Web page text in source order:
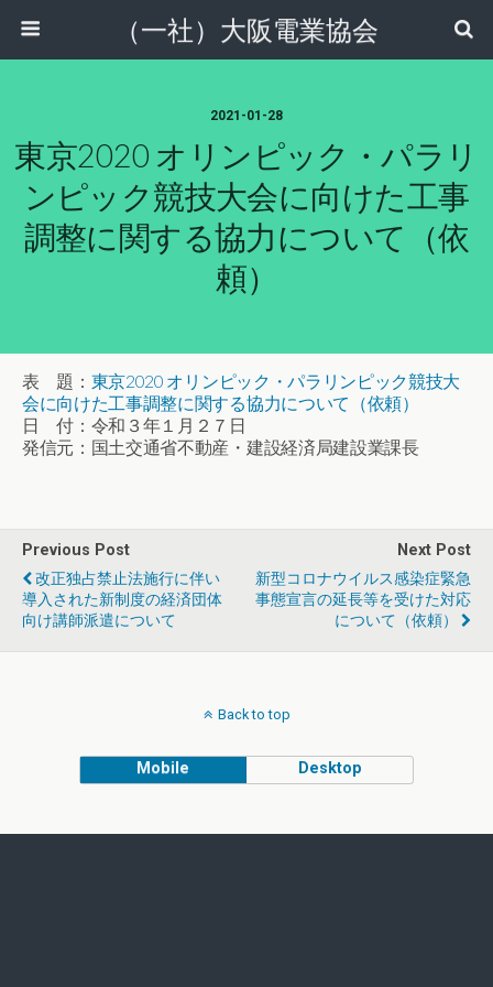
（一社）大阪電業協会
2021-01-28
東京2020 オリンピック・パラリ
ンピック競技大会に向けた工事
調整に関する協力について（依
頼）
表 題： 東京2020 オリンピック・パラリンピック競技大
会に向けた工事調整に関する協力について（依頼）
日 付：令和３年１月２７日
発信元：国土交通省不動産・建設経済局建設業課長
Previous Post
改正独占禁止法施行に伴い
導入された新制度の経済団体
向け講師派遣について
Next Post
新型コロナウイルス感染症緊急
事態宣言の延長等を受けた対応
について（依頼）
Back to top
Mobile Desktop